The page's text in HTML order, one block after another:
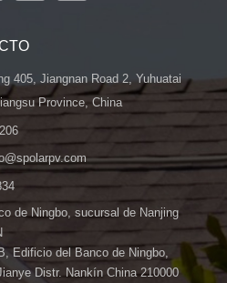
405, Jiangnan Road 2, Yuhuatai
Province, China
de Ningbo, sucursal de Nanjing
Edificio del Banco de Ningbo,
Distr. Nankín China 210000